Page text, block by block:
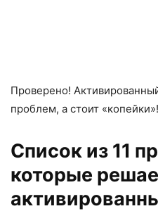
Проверено!
проблем, а стоит «копейки»!
Список из 11
которые